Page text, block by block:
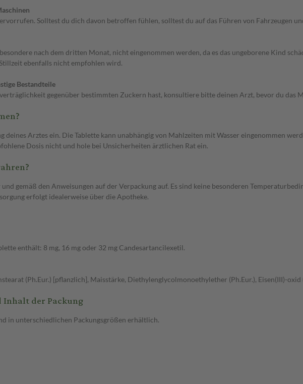
Solltest du dich davon betroffen fühlen, solltest du auf das Führen von Fahrzeugen
nach dem dritten Monat, nicht eingenommen werden, da es das ungeborene Kind
ebenfalls nicht empfohlen wird.
Bestandteile
gegenüber bestimmten Zuckern hast, konsultiere bitte deinen Arzt, bevor du das
deines Arztes ein. Die Tablette kann unabhängig von Mahlzeiten mit Wasser eingenommen
Dosis nicht und hole bei Unsicherheiten ärztlichen Rat ein.
gemäß den Anweisungen auf der Verpackung auf. Es sind keine besonderen
erfolgt idealerweise über die Apotheke.
enthält: 8 mg, 16 mg oder 32 mg Candesartancilexetil.
(Ph.Eur.) [pflanzlich], Maisstärke, Diethylenglycolmonoethylether (Ph.Eur.), Eisen(III)-oxid
Inhalt der Packung
in unterschiedlichen Packungsgrößen erhältlich.